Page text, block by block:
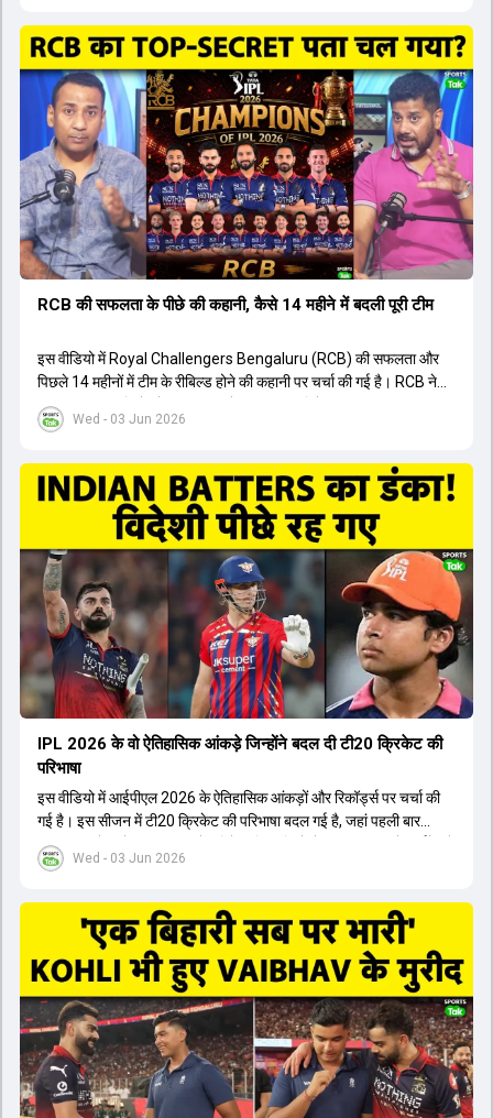
ऑस्ट्रेलियाई कप्तान के अनुसार, शुरुआत में लोगों को इस खिलाड़ी के प्रदर्शन पर
संदेह था, लेकिन अब उसने खुद को एक बेहतरीन बल्लेबाज साबित कर दिया है जो
गेंद को बाउंड्री के काफी पार मारने की क्षमता रखता है। वहीं, इंग्लैंड के पूर्व कप्तान
ने कहा कि टूर्नामेंट जीतने वाली टीम के अलावा इस सीजन की सबसे बड़ी बात इस
युवा खिलाड़ी का प्रदर्शन रहा है, जिसे देखने के लिए स्टेडियम में भारी भीड़ उमड़ती
थी। शानदार प्रदर्शन के बाद इस युवा खिलाड़ी को श्रीलंका में होने वाली
त्रिकोणीय सीरीज के लिए इंडिया ए टीम में भी शामिल कर लिया गया है।
Wed - 03 Jun 2026
RCB की सफलता के पीछे की कहानी, कैसे 14 महीने में बदली पूरी टीम
इस वीडियो में Royal Challengers Bengaluru (RCB) की सफलता और
पिछले 14 महीनों में टीम के रीबिल्ड होने की कहानी पर चर्चा की गई है। RCB ने
अपनी पुरानी गलतियों को स्वीकार करते हुए एक नया रिसेट बटन दबाया। टीम
मैनेजमेंट में Mo Bobat, Andy Flower, Dinesh Karthik और एनालिस्ट
के तहत Bhuvneshwar Kumar, Krunal Pandya और Rasikh Salam
जैसे भारतीय खिलाड़ियों को टीम में शामिल किया गया, जिन्होंने शानदार प्रदर्शन
किया। इसके अलावा, Virat Kohli की भूमिका में भी बदलाव देखा गया, जहां वह
अब टीम के युवा खिलाड़ियों के साथ ज्यादा जुड़े हुए नजर आते हैं। कप्तान Rajat
Patidar के नेतृत्व में टीम का कम्युनिकेशन बहुत स्पष्ट रहा है। एनालिस्ट से लेकर
मैनेजमेंट तक, सभी एक ही पेज पर रहते हैं, जिससे मैदान पर कोई कंफ्यूजन नहीं
होता। यही कारण है कि RCB ने लगातार सफलता हासिल की है।
Wed - 03 Jun 2026
IPL 2026 के वो ऐतिहासिक आंकड़े जिन्होंने बदल दी टी20 क्रिकेट की
परिभाषा
इस वीडियो में आईपीएल 2026 के ऐतिहासिक आंकड़ों और रिकॉर्ड्स पर चर्चा की
गई है। इस सीजन में टी20 क्रिकेट की परिभाषा बदल गई है, जहां पहली बार
भारतीय बल्लेबाजों का स्ट्राइक रेट विदेशी खिलाड़ियों से ज्यादा रहा। पूरे टूर्नामेंट में
1426 छक्के लगे और 65 बार टीमों ने 200 से ज्यादा का स्कोर बनाया, जो एक
स्ट्राइक रेट के साथ मोस्ट वैल्युएबल प्लेयर का खिताब जीता। इसके अलावा पंजाब
और बेंगलुरु के प्रदर्शन के साथ-साथ लक्ष्य का पीछा करने वाली टीमों की सफलता
के आंकड़ों का भी विश्लेषण किया गया है।